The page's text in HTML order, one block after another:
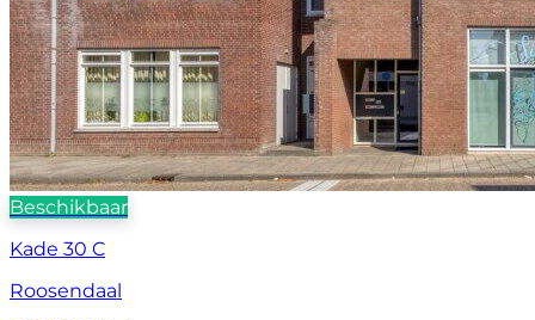
Beschikbaar
Kade 30 C
Roosendaal